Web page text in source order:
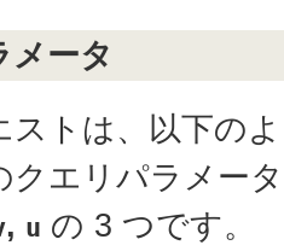
メータ
ストは、以下の
クエリパラメー
, u の 3 つです。